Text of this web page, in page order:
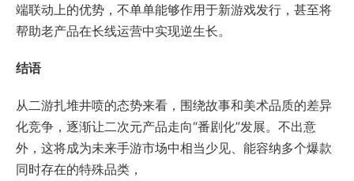
端联动上的优势，不单单能够作用于新游戏发行，甚至将
帮助老产品在长线运营中实现逆生长。
结语
从二游扎堆井喷的态势来看，围绕故事和美术品质的差异
化竞争，逐渐让二次元产品走向“番剧化”发展。不出意
外，这将成为未来手游市场中相当少见、能容纳多个爆款
同时存在的特殊品类，